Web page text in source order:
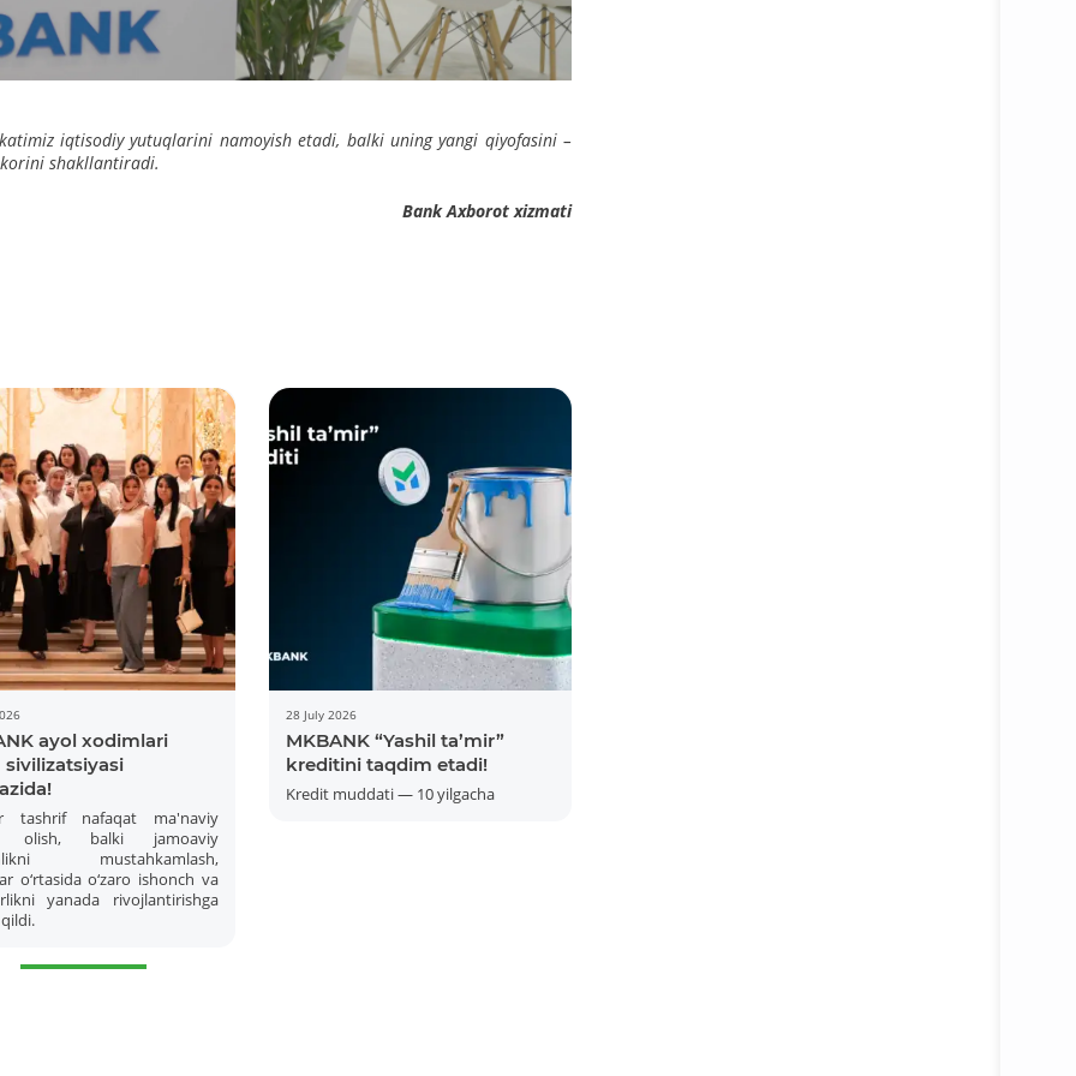
iqtisodiy yutuqlarini namoyish etadi, balki uning yangi qiyofasini –
shakllantiradi.
Bank Axborot xizmati
ayol xodimlari
sivilizatsiyasi
tashrif nafaqat ma'naviy
olish, balki jamoaviy
mustahkamlash,
o‘rtasida o‘zaro ishonch va
yanada rivojlantirishga
28 July 2026
MKBANK “Yashil ta’mir”
kreditini taqdim etadi!
Kredit muddati — 10 yilgacha